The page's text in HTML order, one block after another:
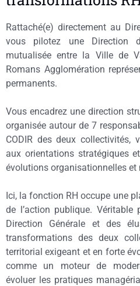
Rattaché(e) directement au
vous pilotez une Direction
mutualisée entre la Ville de
Romans Agglomération
permanents.
Vous encadrez une direction
organisée autour de 7
CODIR des deux collectivités,
aux orientations stratégiques
évolutions organisationnelles et
Ici, la fonction RH occupe une
de l’action publique. Véritable
Direction Générale et des
transformations des deux
territorial exigeant et en forte
comme un moteur de
évoluer les pratiques